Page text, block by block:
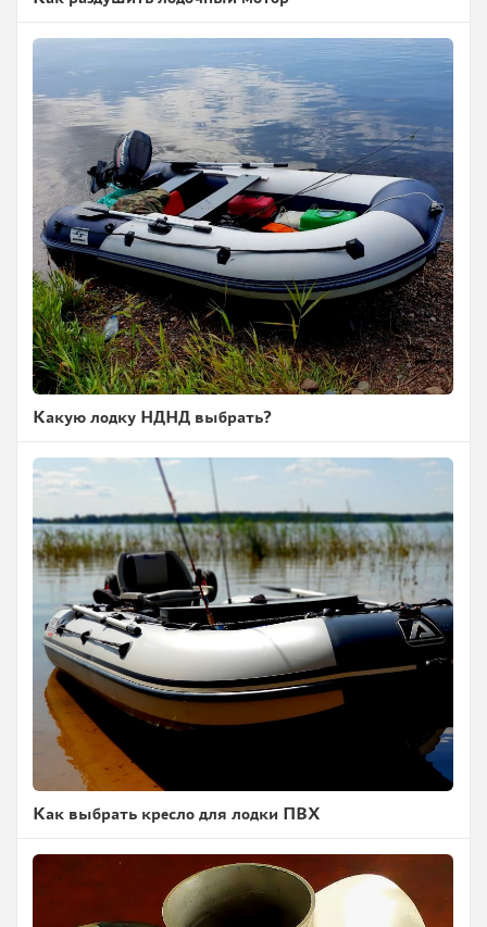
Какую лодку НДНД выбрать?
Как выбрать кресло для лодки ПВХ